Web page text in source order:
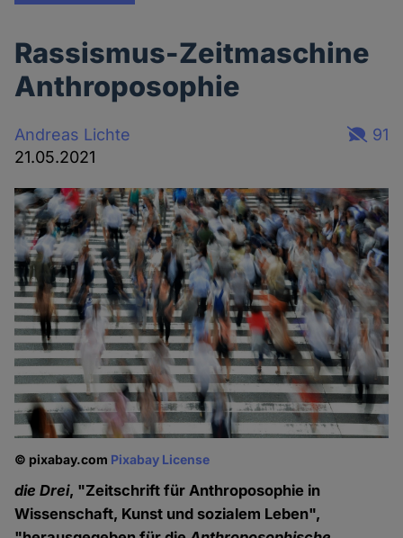
Rassismus-Zeitmaschine
Anthroposophie
Andreas Lichte
21.05.2021
91
© pixabay.com Pixabay License
die Drei, "Zeitschrift für Anthroposophie in
Wissenschaft, Kunst und sozialem Leben",